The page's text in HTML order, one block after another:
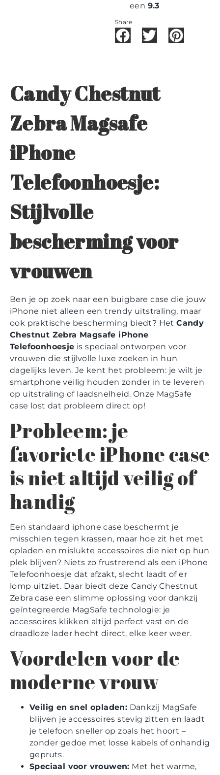
een 9.3
Share
Candy Chestnut
Zebra Magsafe
iPhone
Telefoonhoesje:
Stijlvolle
bescherming voor
vrouwen
Ben je op zoek naar een buigbare case die jouw
iPhone niet alleen een trendy uitstraling, maar
ook praktische bescherming biedt? HetCandy
Chestnut Zebra Magsafe iPhone
Telefoonhoesje is speciaal ontworpen voor
vrouwen die stijlvolle luxe zoeken in hun
dagelijks leven. Je kent het probleem: je wilt je
smartphone veilig houden zonder in te leveren
op uitstraling of laadsnelheid. Onze MagSafe
case lost dat probleem direct op!
Probleem: je
favoriete iPhone case
is niet altijd veilig of
handig
Een standaard iphone case beschermt je
misschien tegen krassen, maar hoe zit het met
opladen en mislukte accessoires die niet op hun
plek blijven? Niets zo frustrerend als een iPhone
Telefoonhoesje dat afzakt, slecht laadt of er
lomp uitziet. Daar biedt deze Candy Chestnut
Zebra case een slimme oplossing voor dankzij
geïntegreerde MagSafe technologie: je
accessoires klikken altijd perfect vast en de
draadloze lader hecht direct, elke keer weer.
Voordelen voor de
moderne vrouw
Veilig en snel opladen: Dankzij MagSafe
blijven je accessoires stevig zitten en laadt
je telefoon sneller op zoals het hoort –
zonder gedoe met losse kabels of onhandig
gepruts.
Speciaal voor vrouwen: Met het warme,